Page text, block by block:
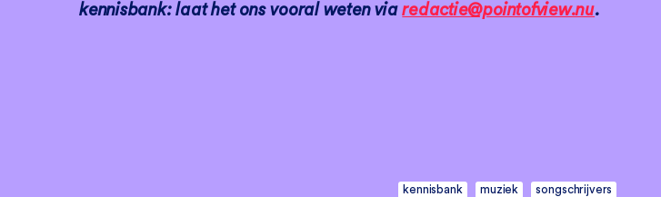
kennisbank: laat het ons vooral weten viaredactie@pointofview.nu.
kennisbank muziek songschrijvers